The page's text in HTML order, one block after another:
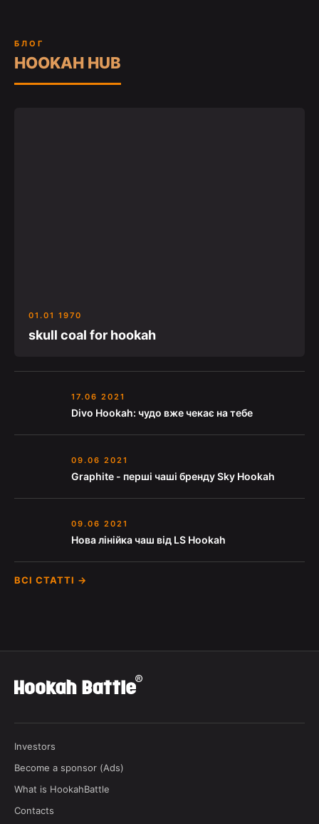
БЛОГ
HOOKAH HUB
01.01 1970
skull coal for hookah
17.06 2021
Divo Hookah: чудо вже чекає на тебе
09.06 2021
Graphite - перші чаші бренду Sky Hookah
09.06 2021
Нова лінійка чаш від LS Hookah
ВСІ СТАТТІ →
Investors
Become a sponsor (Ads)
What is HookahBattle
Contacts